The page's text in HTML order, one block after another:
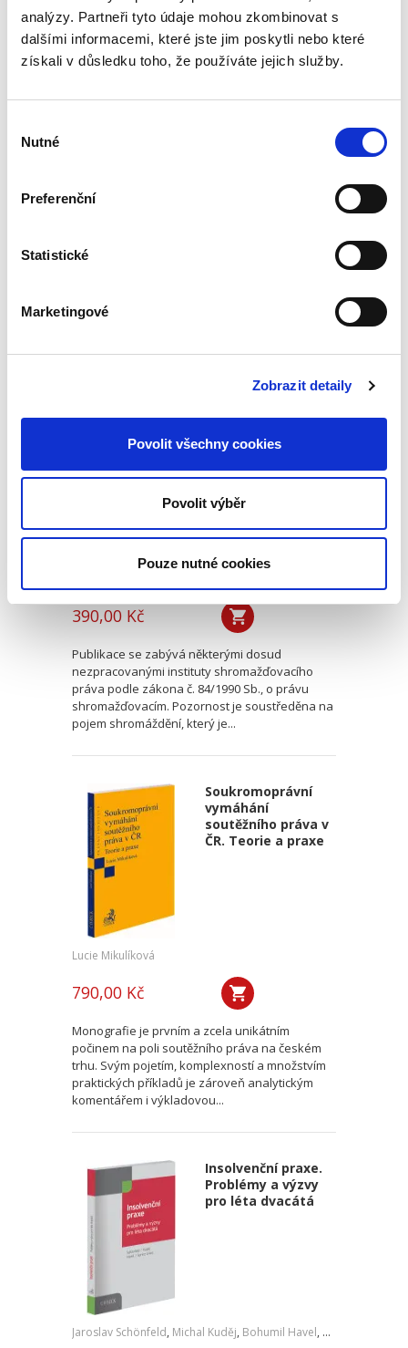
analýzy. Partneři tyto údaje mohou zkombinovat s
dalšími informacemi, které jste jim poskytli nebo které
získali v důsledku toho, že používáte jejich služby.
souhlasu
Nutné
Preferenční
Statistické
Marketingové
Zobrazit detaily
Povolit všechny cookies
Povolit výběr
Pouze nutné cookies
Změny závazku ze
smlouvy na
veřejnou zakázku
Jan Surý
není proto divu, že také regulace změn závazků
Základní instituty
práva
390,00 Kč
Publikace se zabývá některými dosud
nezpracovanými instituty shromažďovacího
práva podle zákona č. 84/1990 Sb., o právu
shromažďovacím. Pozornost je soustředěna na
pojem shromáždění, který je...
Soukromoprávní
vymáhání
soutěžního práva v
ČR. Teorie a praxe
Lucie Mikulíková
790,00 Kč
Monografie je prvním a zcela unikátním
počinem na poli soutěžního práva na českém
trhu. Svým pojetím, komplexností a množstvím
praktických příkladů je zároveň analytickým
komentářem i výkladovou...
Insolvenční praxe.
Problémy a výzvy
pro léta dvacátá
Jaroslav Schönfeld, Michal Kuděj, Bohumil Havel, Petr Sprinz